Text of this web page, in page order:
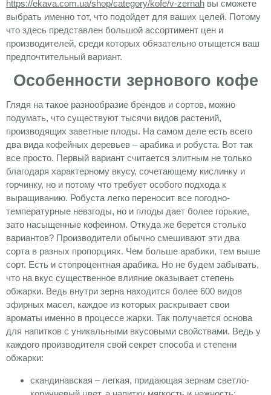
https://ekava.com.ua/shop/category/kofe/v-zernah вы сможете
выбрать именно тот, что подойдет для ваших целей. Потому
что здесь представлен большой ассортимент цен и
производителей, среди которых обязательно отыщется ваш
предпочтительный вариант.
Особенности зернового кофе
Глядя на такое разнообразие брендов и сортов, можно
подумать, что существуют тысячи видов растений,
производящих заветные плоды. На самом деле есть всего
два вида кофейных деревьев – арабика и робуста. Вот так
все просто. Первый вариант считается элитным не только
благодаря характерному вкусу, сочетающему кислинку и
горчинку, но и потому что требует особого подхода к
выращиванию. Робуста легко переносит все погодно-
температурные невзгоды, но и плоды дает более горькие,
зато насыщенные кофеином. Откуда же берется столько
вариантов? Производители обычно смешивают эти два
сорта в разных пропорциях. Чем больше арабики, тем выше
сорт. Есть и стопроцентная арабика. Но не будем забывать,
что на вкус существенное влияние оказывает степень
обжарки. Ведь внутри зерна находится более 600 видов
эфирных масел, каждое из которых раскрывает свои
ароматы именно в процессе жарки. Так получается основа
для напитков с уникальными вкусовыми свойствами. Ведь у
каждого производителя свой секрет способа и степени
обжарки:
скандинавская – легкая, придающая зернам светло-